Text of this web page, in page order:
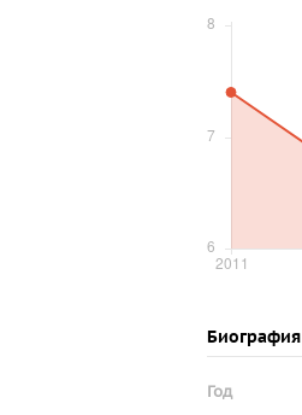
Биография
Год